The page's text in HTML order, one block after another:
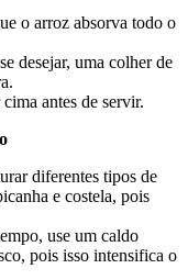
o arroz absorva todo o
desejar, uma colher de
antes de servir.
diferentes tipos de
e costela, pois
use um caldo
pois isso intensifica o